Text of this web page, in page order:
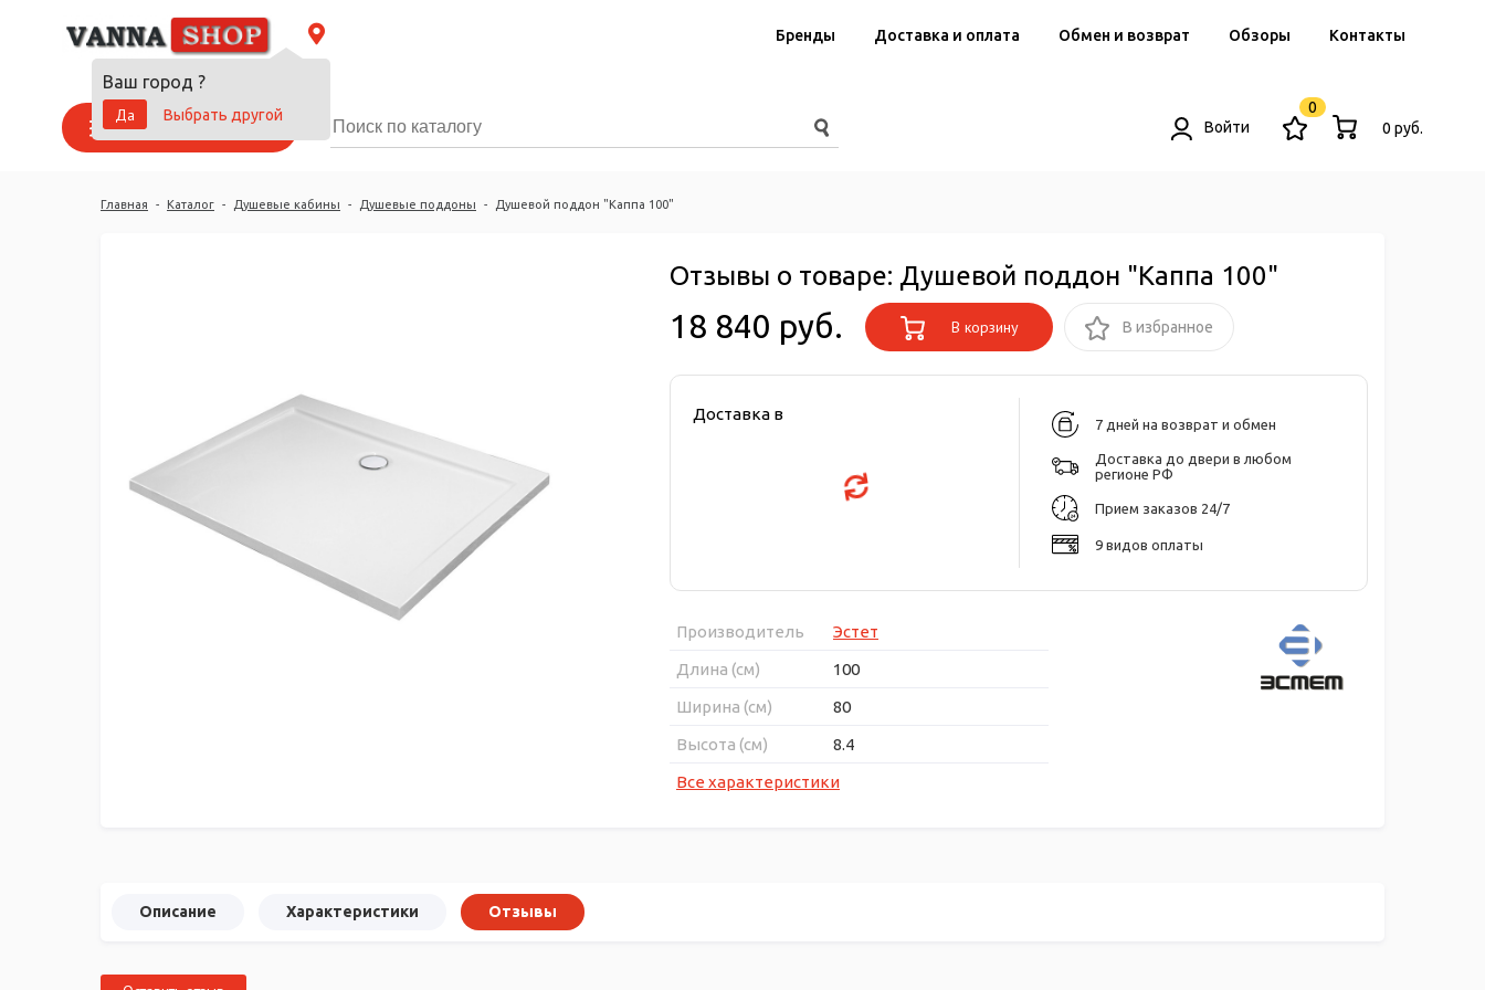
Ваш город ?
Да
Выбрать другой
Бренды Доставка и оплата Обмен и возврат Обзоры Контакты
Каталог товаров Войти
0
0 руб.
Главная - Каталог - Душевые кабины - Душевые поддоны - Душевой поддон "Каппа 100"
Отзывы о товаре: Душевой поддон "Каппа 100"
18 840 руб. В корзину В избранное
Доставка в
7 дней на возврат и обмен
Доставка до двери в любом
регионе РФ
Прием заказов 24/7
9 видов оплаты
Производитель
Эстет
Длина (см)
100
Ширина (см)
80
Высота (см)
8.4
Все характеристики
Описание Характеристики Отзывы